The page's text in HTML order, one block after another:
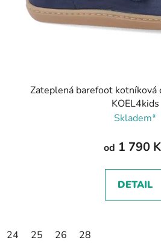
Zateplená barefoot kotníková
KOEL4kids
Skladem*
od 1 790
DETAIL
24 25 26 28